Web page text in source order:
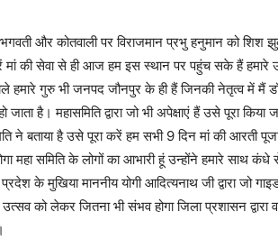
और कोतवाली पर विराजमान प्रभु हनुमान को शिश
मां की सेवा से ही आज हम इस स्थान पर पहुंच सके हैं हमारे
गुरु भी जनपद जौनपुर के ही हैं जिनकी नेतृत्व में मैं
है। महासमिति द्वारा जो भी अपेक्षाएं हैं उसे पूरा किया
ने बताया है उसे पूरा करें हम सभी 9 दिन मां की आरती
महा समिति के लोगों का आभारी हूं उन्होंने हमारे साथ
के मुखिया माननीय योगी आदित्यनाथ जी द्वारा जो
को लेकर जितना भी संभव होगा जिला प्रशासन द्वारा